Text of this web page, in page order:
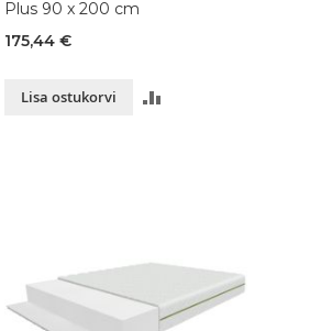
Plus 90 x 200 cm
175,44 €
Lisa ostukorvi